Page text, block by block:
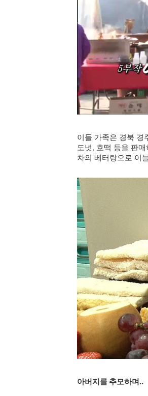
이들 가족은 경북 경
도넛, 호떡 등을 판
차의 베터랑으로 이
아버지를 추모하며..